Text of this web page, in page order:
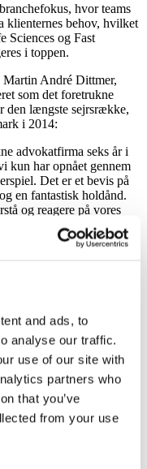
and ads, to
analyse our traffic.
use of our site with
partners who
that you’ve
from your use
hvor teams
klienternes behov, hvilket
Sciences og Fast
i toppen.
Martin André Dittmer,
som det foretrukne
den længste sejrsrække,
i 2014:
advokatfirma seks år i
kun har opnået gennem
Det er et bevis på
en fantastisk holdånd.
og reagere på vores
områder, hvor vi har et
godt
advokatfirmaer. Vi
end 350 jurister, som
om, at vi i Gorrissen
som Danmarks bedste
for alle
af brancher.